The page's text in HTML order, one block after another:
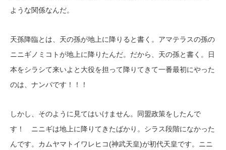
ような関係なんだ。
天孫降臨とは、天の孫が地上に降りると書く。アマテラスの孫の
ニニギノミコトが地上に降りたんだ。だから、天の孫と書く。日
本をシラシて来いよと大役を担って降りてきて一番最初にやった
のは、ナンパです！！！
しかし、そのように見てはいけません。同盟政策をしたんで
す！ ニニギは地上に降りてきたばかり。シラス段階になかった
んです。カムヤマトイワレヒコ(神武天皇)が初代天皇です。ニニ